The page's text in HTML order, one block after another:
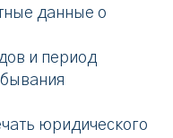
данные о
и период
юридического